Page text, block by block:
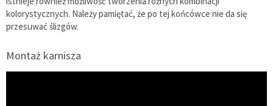
kolorystycznych. Należy pamiętać, że po tej końcówce nie da się
przesuwać ślizgów.
Montaż karnisza